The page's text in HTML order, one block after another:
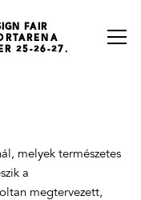
FAIR
25-26-27.
melyek természetes
a
megtervezett,